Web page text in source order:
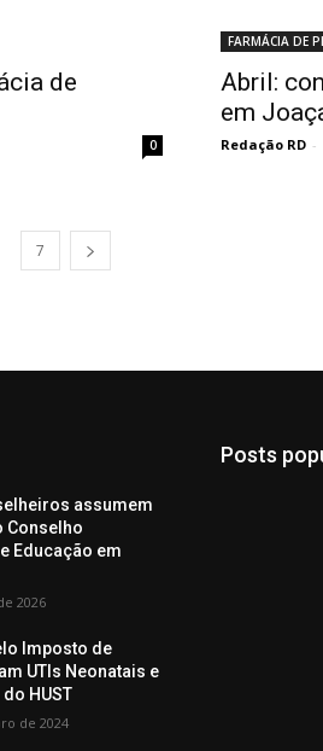
de
0
FARMÁCIA DE
Abril:
em
Redação RD -
7
assumem
Conselho
Educação em
2026
Imposto de
UTIs Neonatais e
HUST
de 2024
Posts